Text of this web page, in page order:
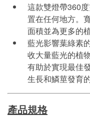
這款雙燈帶360
置在任何地方。
面積並為更多的
藍光影響葉綠素
收大量藍光的植
有助於實現最佳
生長和鱗莖發育
產品規格